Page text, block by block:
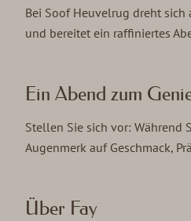
Bei Soof Heuvelrug dreht sich
und bereitet ein raffiniertes
Ein Abend zum
Stellen Sie sich vor: Während
Augenmerk auf Geschmack,
Über Fay